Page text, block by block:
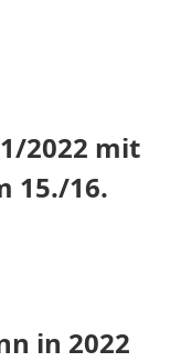
2022 mit
15./16.
in 2022